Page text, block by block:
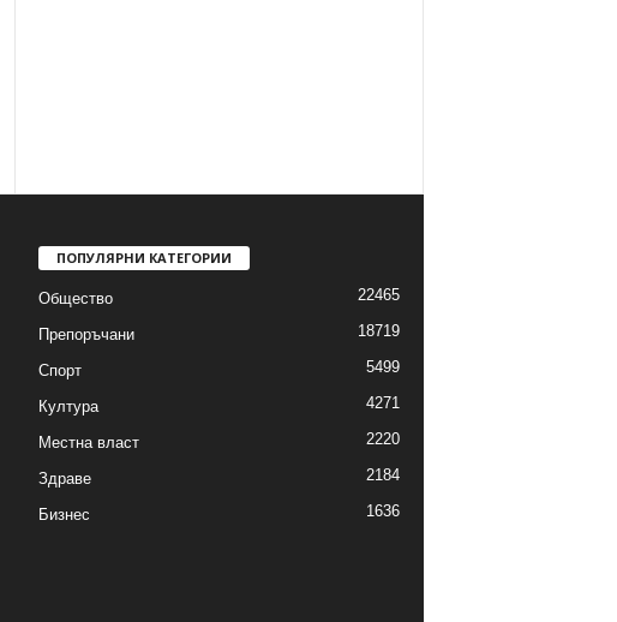
ПОПУЛЯРНИ КАТЕГОРИИ
Общество 22465
Препоръчани 18719
Спорт 5499
Култура 4271
Местна власт 2220
Здраве 2184
Бизнес 1636